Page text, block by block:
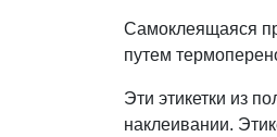
Самоклеящаяся
путем
Эти этикетки из
наклеивании.